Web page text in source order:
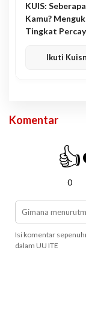
KUIS:
Kamu?
Tingkat
Ikuti
Komentar
👍
0
Isi komentar
dalam UU ITE